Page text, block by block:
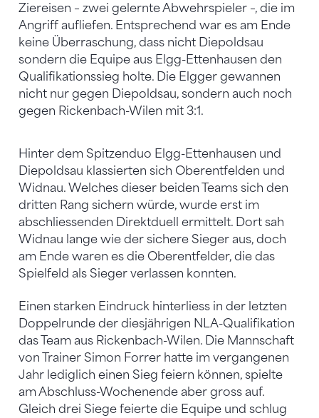
Ziereisen – zwei gelernte Abwehrspieler –, die im
Angriff aufliefen. Entsprechend war es am Ende
keine Überraschung, dass nicht Diepoldsau
sondern die Equipe aus Elgg-Ettenhausen den
Qualifikationssieg holte. Die Elgger gewannen
nicht nur gegen Diepoldsau, sondern auch noch
gegen Rickenbach-Wilen mit 3:1.
Hinter dem Spitzenduo Elgg-Ettenhausen und
Diepoldsau klassierten sich Oberentfelden und
Widnau. Welches dieser beiden Teams sich den
dritten Rang sichern würde, wurde erst im
abschliessenden Direktduell ermittelt. Dort sah
Widnau lange wie der sichere Sieger aus, doch
am Ende waren es die Oberentfelder, die das
Spielfeld als Sieger verlassen konnten.
Einen starken Eindruck hinterliess in der letzten
Doppelrunde der diesjährigen NLA-Qualifikation
das Team aus Rickenbach-Wilen. Die Mannschaft
von Trainer Simon Forrer hatte im vergangenen
Jahr lediglich einen Sieg feiern können, spielte
am Abschluss-Wochenende aber gross auf.
Gleich drei Siege feierte die Equipe und schlug